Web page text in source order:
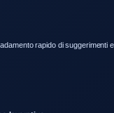
rapido di suggerimenti e